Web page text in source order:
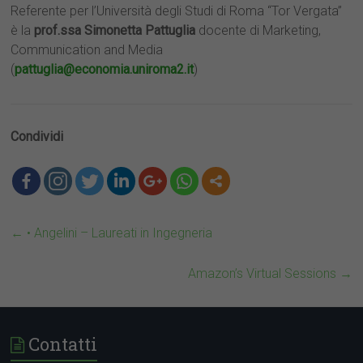
Referente per l’Università degli Studi di Roma “Tor Vergata”
è la prof.ssa Simonetta Pattuglia docente di Marketing,
Communication and Media
(pattuglia@economia.uniroma2.it)
Condividi
← • Angelini – Laureati in Ingegneria
Amazon’s Virtual Sessions →
Contatti